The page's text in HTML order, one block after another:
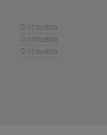
0 отзывов
0 отзывов
0 отзывов